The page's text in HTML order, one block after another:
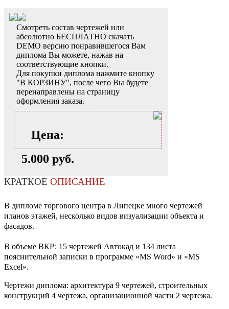
Смотреть состав чертежей или
абсолютно БЕСПЛАТНО скачать
DEMO версию понравившегося Вам
диплома Вы можете, нажав на
соответствующие кнопки.
Для покупки диплома нажмите кнопку
"В КОРЗИНУ", после чего Вы будете
перенаправлены на страницу
оформления заказа.
Цена:
5.000 руб.
КРАТКОЕ ОПИСАНИЕ
В дипломе торгового центра в Липецке много чертежей
планов этажей, несколько видов визуализации объекта и
фасадов.
В объеме ВКР: 15 чертежей Автокад и 134 листа
пояснительной записки в программе «MS Word» и «MS
Excel».
Чертежи диплома: архитектура 9 чертежей, строительных
конструкций 4 чертежа, организационной части 2 чертежа.